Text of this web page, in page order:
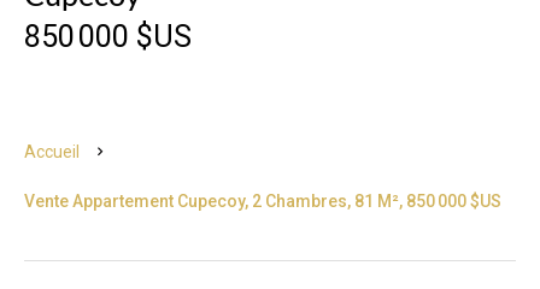
850 000 $US
Accueil
Vente Appartement Cupecoy, 2 Chambres, 81 M², 850 000 $US